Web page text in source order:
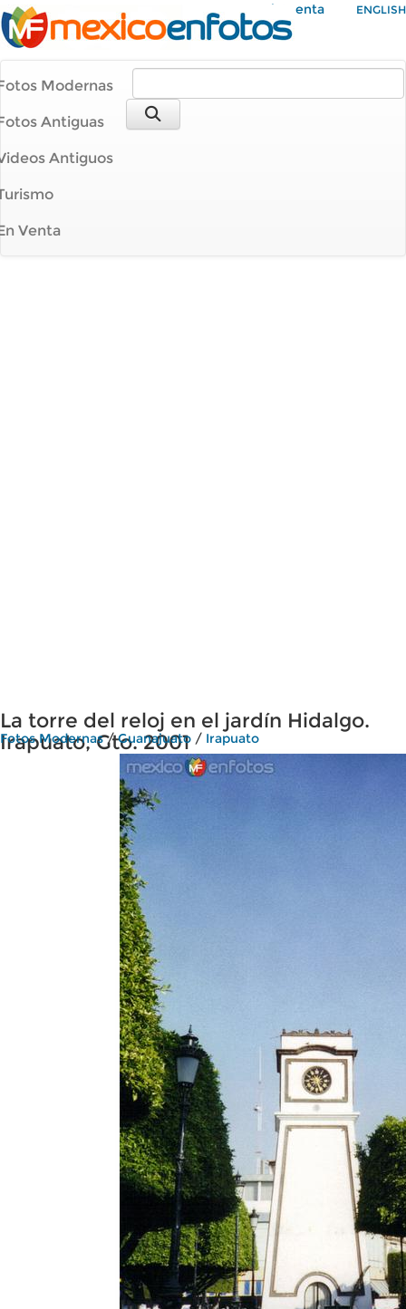
Mi Cuenta ENGLISH
Modernas
Antiguas
Antiguos
Venta
La torre del reloj en el jardín Hidalgo.
Irapuato, Gto. 2001
Fotos Modernas/Guanajuato / Irapuato